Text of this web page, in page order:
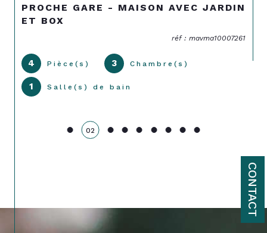
CONTACT
PROCHE GARE - MAISON AVEC JARDIN
ET BOX
réf : mavma10007261
4 Pièce(s) 3 Chambre(s)
1 Salle(s) de bain
02